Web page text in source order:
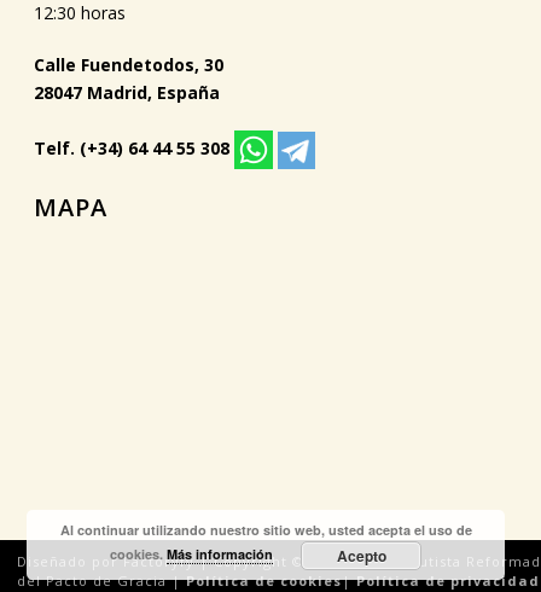
12:30 horas
Calle Fuendetodos, 30
28047 Madrid, España
Telf. (+34) 64 44 55 308
MAPA
Diseñado por Factoryfy | Copyright © 2018 Iglesia Bautista
del Pacto de Gracia |Política de cookies|Política de privacidad
Al continuar utilizando nuestro sitio web, usted acepta el uso de
cookies.Más información Acepto